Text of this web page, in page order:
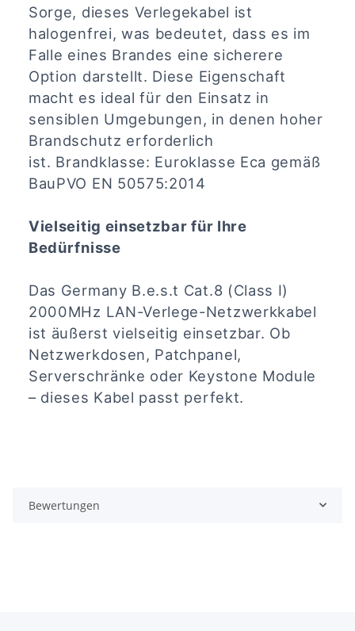
Sorge, dieses Verlegekabel ist
halogenfrei, was bedeutet, dass es im
Falle eines Brandes eine sicherere
Option darstellt. Diese Eigenschaft
macht es ideal für den Einsatz in
sensiblen Umgebungen, in denen hoher
Brandschutz erforderlich
ist. Brandklasse: Euroklasse Eca gemäß
BauPVO EN 50575:2014
Vielseitig einsetzbar für Ihre
Bedürfnisse
Das Germany B.e.s.t Cat.8 (Class I)
2000MHz LAN-Verlege-Netzwerkkabel
ist äußerst vielseitig einsetzbar. Ob
Netzwerkdosen, Patchpanel,
Serverschränke oder Keystone Module
– dieses Kabel passt perfekt.
Bewertungen